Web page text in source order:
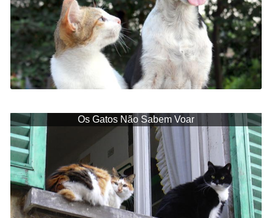
Os Gatos Não Sabem Voar